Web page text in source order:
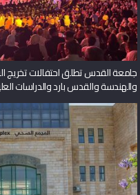
جامعة القدس تطلق احتفالات تخريج
والهندسة والقدس بارد والدراسات